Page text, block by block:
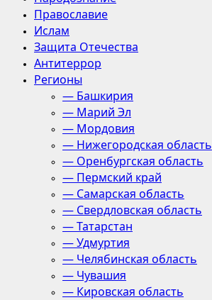
Православие
Ислам
Защита Отечества
Антитеррор
Регионы
— Башкирия
— Марий Эл
— Мордовия
— Нижегородская область
— Оренбургская область
— Пермский край
— Самарская область
— Свердловская область
— Татарстан
— Удмуртия
— Челябинская область
— Чувашия
— Кировская область